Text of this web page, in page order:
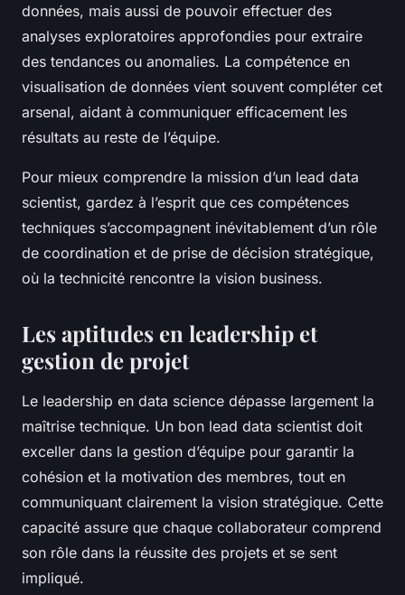
données, mais aussi de pouvoir effectuer des
analyses exploratoires approfondies pour extraire
des tendances ou anomalies. La compétence en
visualisation de données vient souvent compléter cet
arsenal, aidant à communiquer efficacement les
résultats au reste de l’équipe.
Pour mieux comprendre la mission d’un lead data
scientist, gardez à l’esprit que ces compétences
techniques s’accompagnent inévitablement d’un rôle
de coordination et de prise de décision stratégique,
où la technicité rencontre la vision business.
Les aptitudes en leadership et
gestion de projet
Le leadership en data science dépasse largement la
maîtrise technique. Un bon lead data scientist doit
exceller dans la gestion d’équipe pour garantir la
cohésion et la motivation des membres, tout en
communiquant clairement la vision stratégique. Cette
capacité assure que chaque collaborateur comprend
son rôle dans la réussite des projets et se sent
impliqué.